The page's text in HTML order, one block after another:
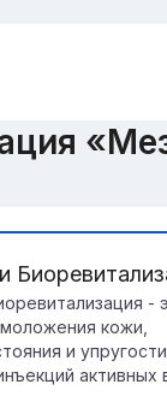
-
кожи,
и
активных